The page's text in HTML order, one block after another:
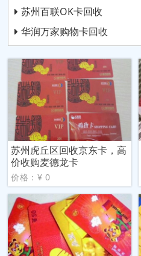
苏州百联OK卡回收
华润万家购物卡回收
苏州虎丘区回收京东卡，高
价收购麦德龙卡
价格：¥ 0